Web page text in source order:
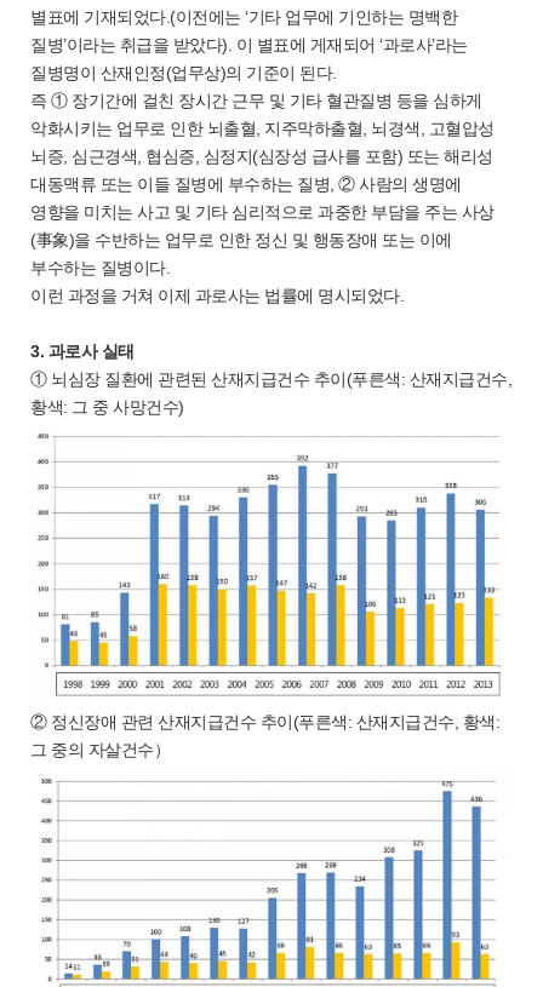
별표에 기재되었다.(이전에는 ‘기타 업무에 기인하는 명백한
질병’이라는 취급을 받았다). 이 별표에 게재되어 ‘과로사’라는
질병명이 산재인정(업무상)의 기준이 된다.
즉 ① 장기간에 걸친 장시간 근무 및 기타 혈관질병 등을 심하게
악화시키는 업무로 인한 뇌출혈, 지주막하출혈, 뇌경색, 고혈압성
뇌증, 심근경색, 협심증, 심정지(심장성 급사를 포함) 또는 해리성
대동맥류 또는 이들 질병에 부수하는 질병, ② 사람의 생명에
영향을 미치는 사고 및 기타 심리적으로 과중한 부담을 주는 사상
(事象)을 수반하는 업무로 인한 정신 및 행동장애 또는 이에
부수하는 질병이다.
이런 과정을 거쳐 이제 과로사는 법률에 명시되었다.
3. 과로사 실태
① 뇌심장 질환에 관련된 산재지급건수 추이(푸른색: 산재지급건수,
황색: 그 중 사망건수)
② 정신장애 관련 산재지급건수 추이(푸른색: 산재지급건수, 황색:
그 중의 자살건수）